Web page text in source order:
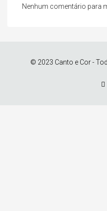
Nenhum comentário para
© 2023 Canto e Cor -